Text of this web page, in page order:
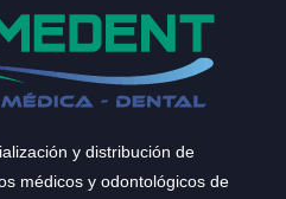
y distribución de
médicos y odontológicos de